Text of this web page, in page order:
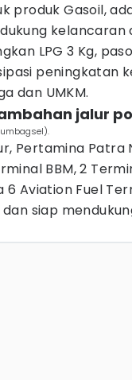
produk Gasoil,
LPG 3 Kg,
peningkatan
dan UMKM.
jalur
Pertamina Patra
BBM, 2
6 Aviation Fuel
siap